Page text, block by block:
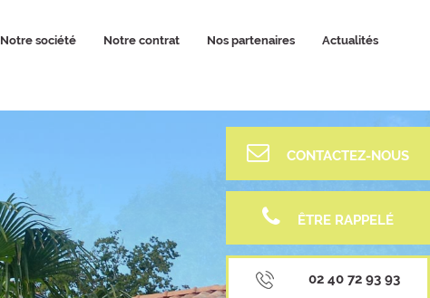
Notre société Notre contrat Nos partenaires Actualités
CONTACTEZ-NOUS
ÊTRE RAPPELÉ
02 40 72 93 93